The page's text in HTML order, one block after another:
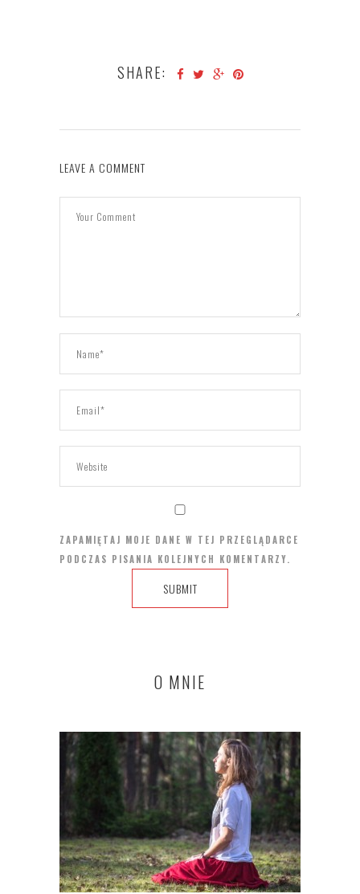
SHARE:
LEAVE A COMMENT
ZAPAMIĘTAJ MOJE DANE W TEJ PRZEGLĄDARCE
PODCZAS PISANIA KOLEJNYCH KOMENTARZY.
O MNIE